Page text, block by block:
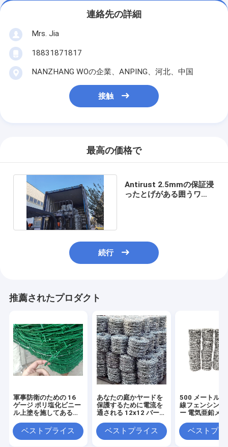
連絡先の詳細
Mrs. Jia
18831871817
NANZHANG WOの企業、ANPING、河北、中国
接触
最高の価格で
Antirust 2.5mmの保証浸
ったとげがある囲うワイ
続行
推薦されたプロダクト
軍事防衛のための 16
ゲージ ポリ塩化ビニー
ル上塗を施してある有
ベストプライス
あなたの庭かヤードを
保護するために電流を
通される 12x12 バーブ
ル
ベストプライス
500 メートルの
線フェンシング
ー 電気亜鉛メ
ベストプラ